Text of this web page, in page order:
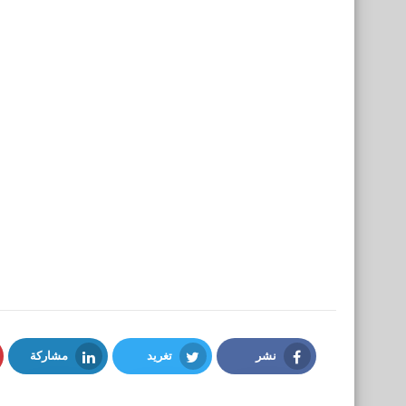
نشر تغريد مشاركة